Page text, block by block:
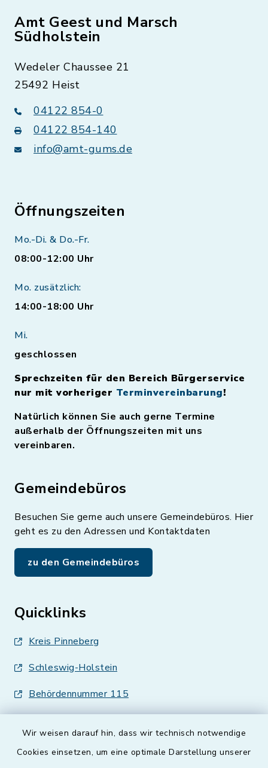
Wir weisen darauf hin, dass wir technisch notwendige
Cookies einsetzen, um eine optimale Darstellung unserer
Amt Geest und Marsch
Südholstein
Wedeler Chaussee 21
25492 Heist
04122 854-0
04122 854-140
info@amt-gums.de
Öffnungszeiten
Mo.-Di. & Do.-Fr.
08:00-12:00 Uhr
Mo. zusätzlich:
14:00-18:00 Uhr
Mi.
geschlossen
Sprechzeiten für den Bereich Bürgerservice
nur mit vorheriger Terminvereinbarung!
Natürlich können Sie auch gerne Termine
außerhalb der Öffnungszeiten mit uns
vereinbaren.
Gemeindebüros
Besuchen Sie gerne auch unsere Gemeindebüros. Hier
geht es zu den Adressen und Kontaktdaten
zu den Gemeindebüros
Quicklinks
Kreis Pinneberg
Schleswig-Holstein
Behördennummer 115